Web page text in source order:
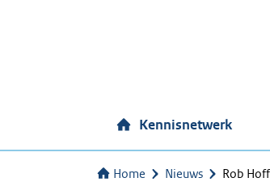
Kennisnetwerk
Home Nieuws Rob